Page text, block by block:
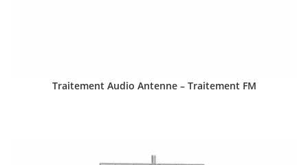
Traitement Audio Antenne – Traitement FM